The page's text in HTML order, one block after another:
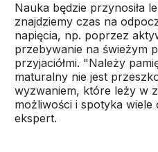
Nauka będzie przynosiła
znajdziemy czas na
napięcia, np. poprzez
przebywanie na świeżym
przyjaciółmi. "Należy
maturalny nie jest
wyzwaniem, które leży w
możliwości i spotyka
ekspert.